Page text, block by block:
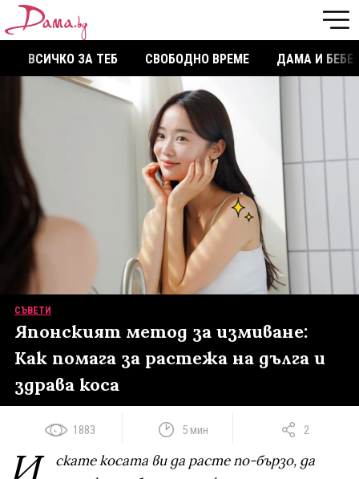
ВСИЧКО ЗА ТЕБ СВОБОДНО ВРЕМЕ ДАМА И БЕБЕ
СЪВЕТИ
Японският метод за измиване:
Как помага за растежа на дълга и
здрава коса
1883 5 мин 2
скате косата ви да расте по-бързо, да